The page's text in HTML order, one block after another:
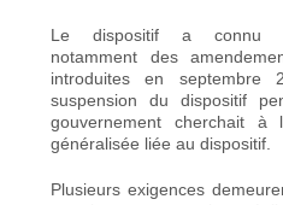
Le dispositif a connu
notamment des
introduites en
suspension du dispositif
gouvernement cherchait
généralisée liée au dispositif.
Plusieurs exigences